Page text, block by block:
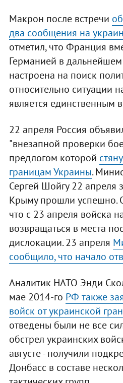
Макрон после встречи
два сообщения на
отметил, что Франция
Германией в
настроена на поиск
относительно ситуации
является единственным
22 апреля Россия
"внезапной проверки
предлогом которой
границам Украины.
Сергей Шойгу 22 апреля
Крыму прошли успешно.
что с 23 апреля войска
возвращаться в места
дислокации. 23 апреля
сообщило, что начало
Аналитик НАТО Энди
мае 2014-го РФ также
войск от украинской
отведены были не все
обстрел украинских
августе - получили
Донбасс в составе